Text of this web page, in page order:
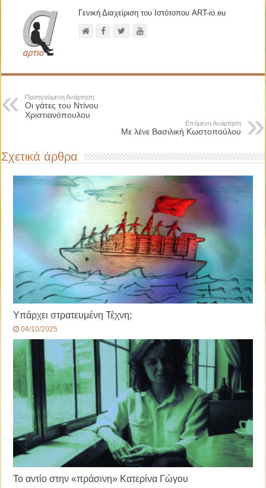
Γενική Διαχείριση του Ιστότοπου ART-io.eu
Προηγούμενη Ανάρτηση
Οι γάτες του Ντίνου
Χριστιανόπουλου
Επόμενη Ανάρτηση
Με λένε Βασιλική Κωστοπούλου
Σχετικά άρθρα
Υπάρχει στρατευμένη Τέχνη;
04/10/2025
Το αντίο στην «πράσινη» Κατερίνα Γώγου